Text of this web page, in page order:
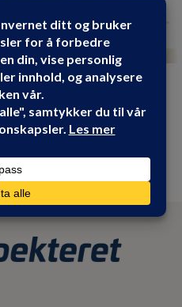
VIS PRODUKT
AD DUSJHJØRNE SORT
90X90X195
kr3,599.00